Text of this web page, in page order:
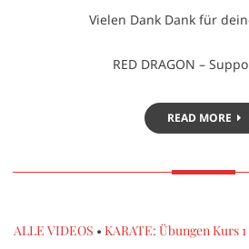
Vielen Dank Dank für
RED DRAGON –
READ MORE
ALLE VIDEOS • KARATE: Übungen Kurs 1